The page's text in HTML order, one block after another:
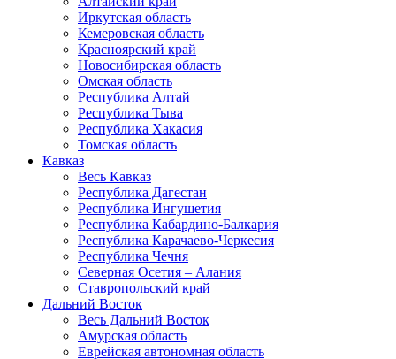
Иркутская область
Кемеровская область
Красноярский край
Новосибирская область
Омская область
Республика Алтай
Республика Тыва
Республика Хакасия
Томская область
Кавказ
Весь Кавказ
Республика Дагестан
Республика Ингушетия
Республика Кабардино-Балкария
Республика Карачаево-Черкесия
Республика Чечня
Северная Осетия – Алания
Ставропольский край
Дальний Восток
Весь Дальний Восток
Амурская область
Еврейская автономная область